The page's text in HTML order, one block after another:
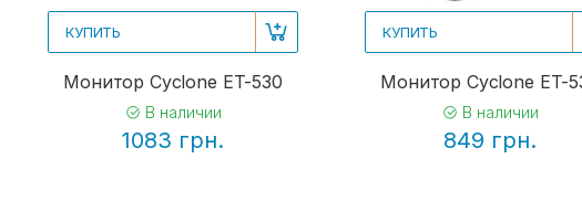
КУПИТЬ
Монитор Cyclone ET-530
В наличии
1083 грн.
КУПИТЬ
Монитор Cyclone ET-
В наличии
849 грн.